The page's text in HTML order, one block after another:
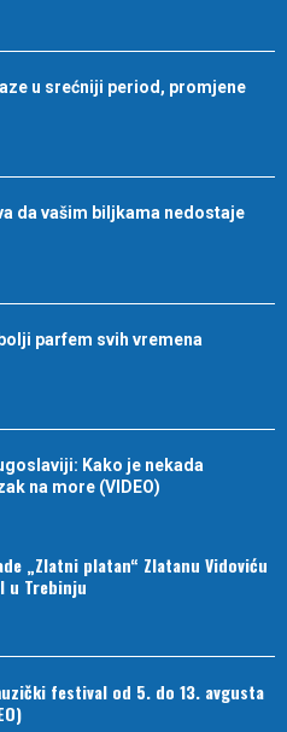
u srećniji period, promjene
da vašim biljkama nedostaje
parfem svih vremena
Kako je nekada
na more (VIDEO)
„Zlatni platan“ Zlatanu Vidoviću
u Trebinju
festival od 5. do 13. avgusta